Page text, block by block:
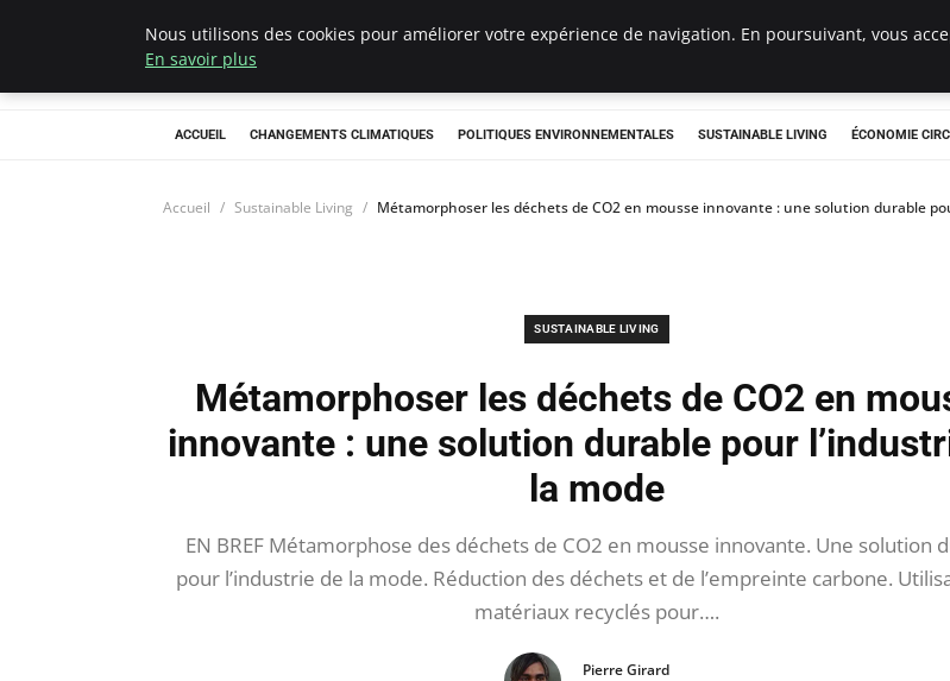
Climategatecountryclub.com
ACCUEIL CHANGEMENTS CLIMATIQUES POLITIQUES ENVIRONNEMENTALES SUSTAINABLE LIVING ÉCONOMIE
Accueil Sustainable Living Métamorphoser les déchets de CO2 en mousse innovante : une solution durable
SUSTAINABLE LIVING
Métamorphoser les déchets de CO2 en
innovante : une solution durable pour
la mode
EN BREF Métamorphose des déchets de CO2 en mousse innovante. Une solution
pour l’industrie de la mode. Réduction des déchets et de l’empreinte carbone.
matériaux recyclés pour….
Pierre Girard
Nous utilisons des cookies pour améliorer votre expérience de navigation. En poursuivant, vous
En savoir plus